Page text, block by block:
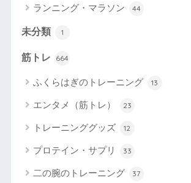
ランニング・マラソン 44
未分類 1
筋トレ 664
ふくらはぎのトレーニング 13
エンタメ（筋トレ） 23
トレーニンググッズ 12
プロテイン・サプリ 33
二の腕のトレーニング 37